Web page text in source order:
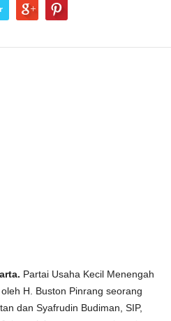
Partai Usaha Kecil Menengah
H. Buston Pinrang seorang
dan Syafrudin Budiman, SIP,